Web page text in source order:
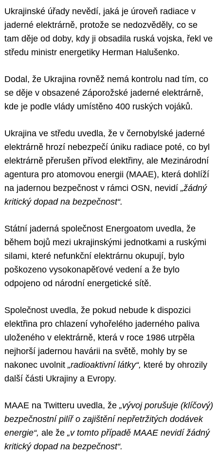
Ukrajinské úřady nevědí, jaká je úroveň radiace v
jaderné elektrárně, protože se nedozvěděly, co se
tam děje od doby, kdy ji obsadila ruská vojska, řekl ve
středu ministr energetiky Herman Halušenko.
Dodal, že Ukrajina rovněž nemá kontrolu nad tím, co
se děje v obsazené Záporožské jaderné elektrárně,
kde je podle vlády umístěno 400 ruských vojáků.
Ukrajina ve středu uvedla, že v černobylské jaderné
elektrárně hrozí nebezpečí úniku radiace poté, co byl
elektrárně přerušen přívod elektřiny, ale Mezinárodní
agentura pro atomovou energii (MAAE), která dohlíží
na jadernou bezpečnost v rámci OSN, nevidí „žádný
kritický dopad na bezpečnost“.
Státní jaderná společnost Energoatom uvedla, že
během bojů mezi ukrajinskými jednotkami a ruskými
silami, které nefunkční elektrárnu okupují, bylo
poškozeno vysokonapěťové vedení a že bylo
odpojeno od národní energetické sítě.
Společnost uvedla, že pokud nebude k dispozici
elektřina pro chlazení vyhořelého jaderného paliva
uloženého v elektrárně, která v roce 1986 utrpěla
nejhorší jadernou havárii na světě, mohly by se
nakonec uvolnit „radioaktivní látky“, které by ohrozily
další části Ukrajiny a Evropy.
MAAE na Twitteru uvedla, že „vývoj porušuje (klíčový)
bezpečnostní pilíř o zajištění nepřetržitých dodávek
energie“, ale že „v tomto případě MAAE nevidí žádný
kritický dopad na bezpečnost“.